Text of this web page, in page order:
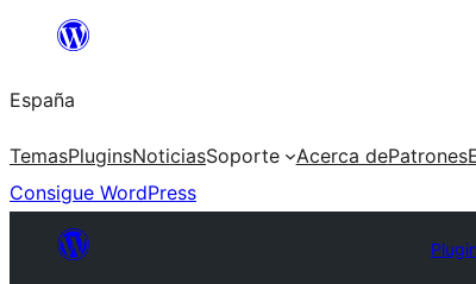
Saltar
contenido
España
TemasPluginsNoticiasSoporte Acerca dePatrones
Consigue WordPress